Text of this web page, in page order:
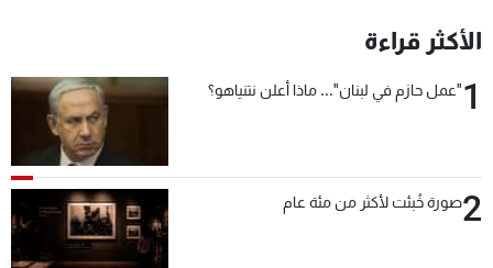
الأكثر قراءة
1"عمل حازم في لبنان"... ماذا أعلن نتنياهو؟
2صورة خُبئت لأكثر من مئة عام